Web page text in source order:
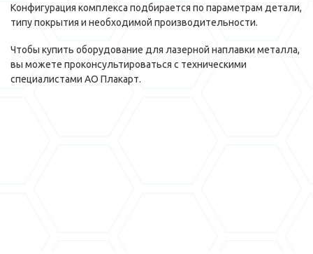
Конфигурация комплекса подбирается по параметрам детали,
типу покрытия и необходимой производительности.
Чтобы купить оборудование для лазерной наплавки металла,
вы можете проконсультироваться с техническими
специалистами АО Плакарт.